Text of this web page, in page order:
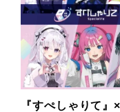
『すぺしゃりて